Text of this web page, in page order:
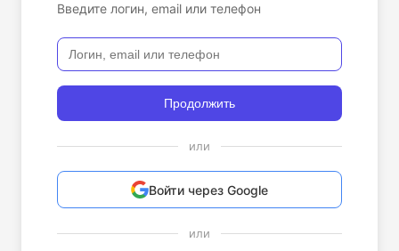
Введите логин, email или телефон
Продолжить
или
Войти через Google
или